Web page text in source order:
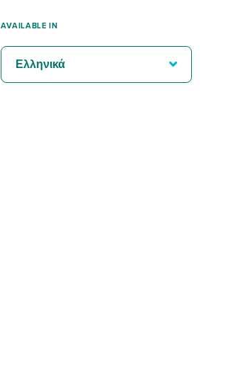
AVAILABLE IN
Ελληνικά